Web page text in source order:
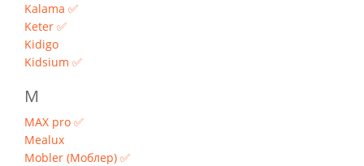
Kalama ✅
Keter ✅
Kidigo
Kidsium ✅
M
MAX pro ✅
Mealux
Mobler (Моблер) ✅